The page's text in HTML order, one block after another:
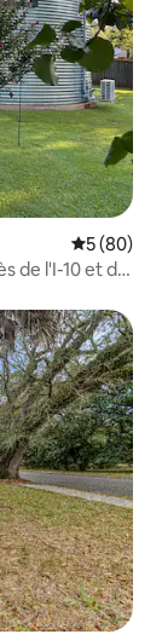
5 (80)
de l'I-10 et de